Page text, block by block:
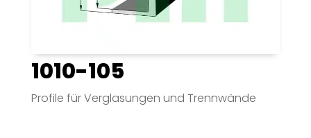
1010-105
Profile für Verglasungen und Trennwände